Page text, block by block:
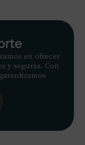
en ofrecer
y seguras. Con